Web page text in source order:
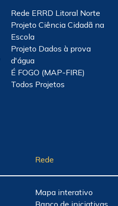
Rede ERRD Litoral Norte
Projeto Ciência Cidadã na
Escola
Projeto Dados à prova
d'água
É FOGO (MAP-FIRE)
Todos Projetos
Rede
Mapa interativo
Banco de iniciativas